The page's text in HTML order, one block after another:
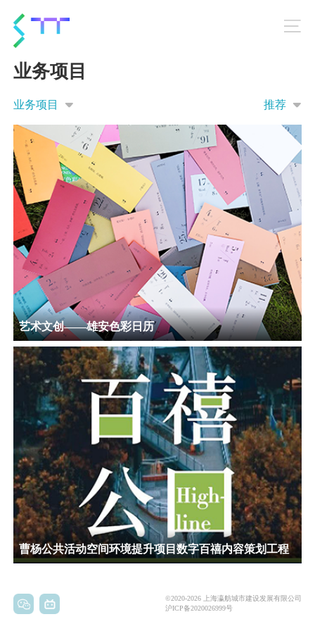
业务项目
业务项目 推荐
艺术文创——雄安色彩日历
曹杨公共活动空间环境提升项目数字百禧内容策划工程
©2020-2026 上海瀛舫城市建设发展有限公司
沪ICP备2020026999号